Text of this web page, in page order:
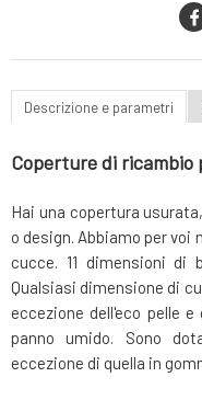
Descrizione e parametri
Coperture di ricambio
Hai una copertura
o design. Abbiamo per
cucce. 11 dimensioni di
Qualsiasi dimensione di
eccezione dell'eco pelle
panno umido. Sono
eccezione di quella in